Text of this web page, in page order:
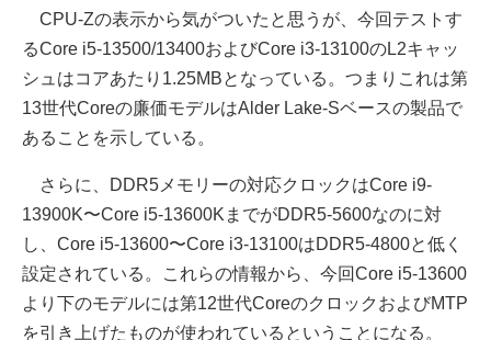
CPU-Zの表示から気がついたと思うが、今回テストす
るCore i5-13500/13400およびCore i3-13100のL2キャッ
シュはコアあたり1.25MBとなっている。つまりこれは第
13世代Coreの廉価モデルはAlder Lake-Sベースの製品で
あることを示している。
さらに、DDR5メモリーの対応クロックはCore i9-
13900K〜Core i5-13600KまでがDDR5-5600なのに対
し、Core i5-13600〜Core i3-13100はDDR5-4800と低く
設定されている。これらの情報から、今回Core i5-13600
より下のモデルには第12世代CoreのクロックおよびMTP
を引き上げたものが使われているということになる。